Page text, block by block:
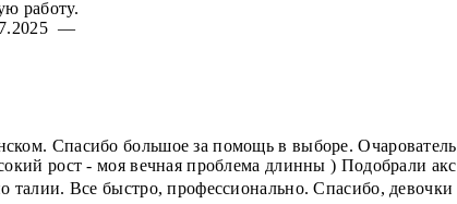
работу.
—
Спасибо большое за помощь в выборе.
рост - моя вечная проблема длинны ) Подобрали
талии. Все быстро, профессионально. Спасибо,